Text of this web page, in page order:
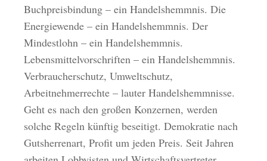
Buchpreisbindung – ein Handelshemmnis. Die
Energiewende – ein Handelshemmnis. Der
Mindestlohn – ein Handelshemmnis.
Lebensmittelvorschriften – ein Handelshemmnis.
Verbraucherschutz, Umweltschutz,
Arbeitnehmerrechte – lauter Handelshemmnisse.
Geht es nach den großen Konzernen, werden
solche Regeln künftig beseitigt. Demokratie nach
Gutsherrenart, Profit um jeden Preis. Seit Jahren